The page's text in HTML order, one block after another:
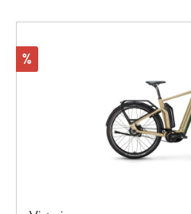
Rabatt
%